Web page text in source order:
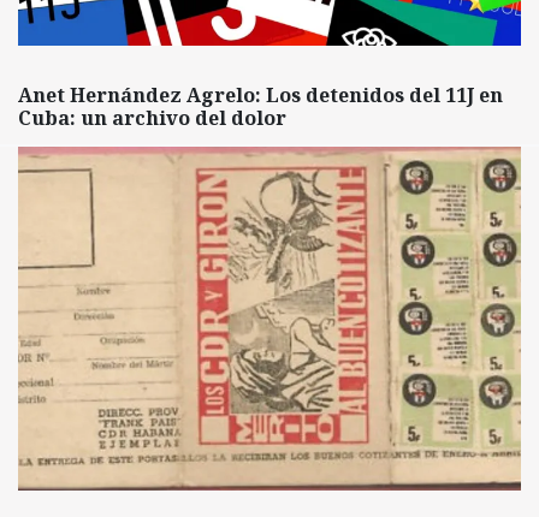
Anet Hernández Agrelo: Los detenidos del 11J en
Cuba: un archivo del dolor